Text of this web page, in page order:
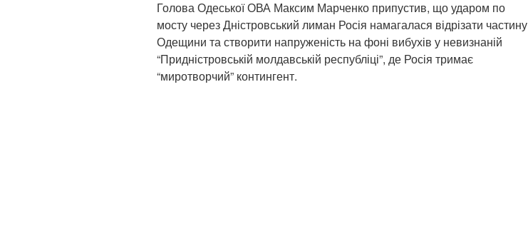
Голова Одеської ОВА Максим Марченко припустив, що ударом по
мосту через Дністровський лиман Росія намагалася відрізати частину
Одещини та створити напруженість на фоні вибухів у невизнаній
“Придністровській молдавській республіці”, де Росія тримає
“миротворчий” контингент.